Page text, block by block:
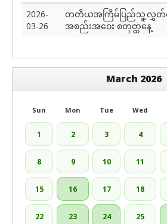
2026-
03-26
တတိယအကြိမ်ပြည်သူ့လွှတ်တ
အစည်းအဝေး စတုတ္ထနေ့
March 2026
Sun Mon Tue Wed
1 2 3 4
8 9 10 11
15 16 17 18
22 23 24 25